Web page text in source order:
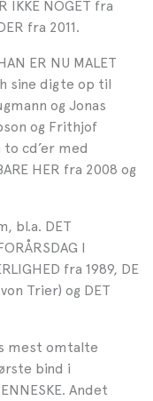
IKKE NOGET fra
fra 2011.
ER NU MALET
sine digte op til
og Jonas
og Frithjof
cd’er med
HER fra 2008 og
bl.a. DET
I
fra 1989, DE
Trier) og DET
mest omtalte
bind i
Andet